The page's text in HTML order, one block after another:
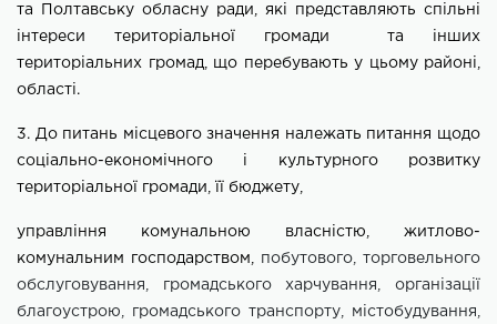
та
Полтавську обласну ради, які представляють спільні
інтереси територіальної громади
та
інших
територіальних громад, що перебувають у цьомурайоні,
області.
3. До питань місцевого значення належать питання щодо
соціально-економічного і культурного розвитку
територіальної громади, її бюджету,
управління комунальною власністю, житлово-
комунальним господарством,
побутового, торговельного
обслуговування, громадського харчування,
організації
благоустрою, громадського транспорту, містобудування,